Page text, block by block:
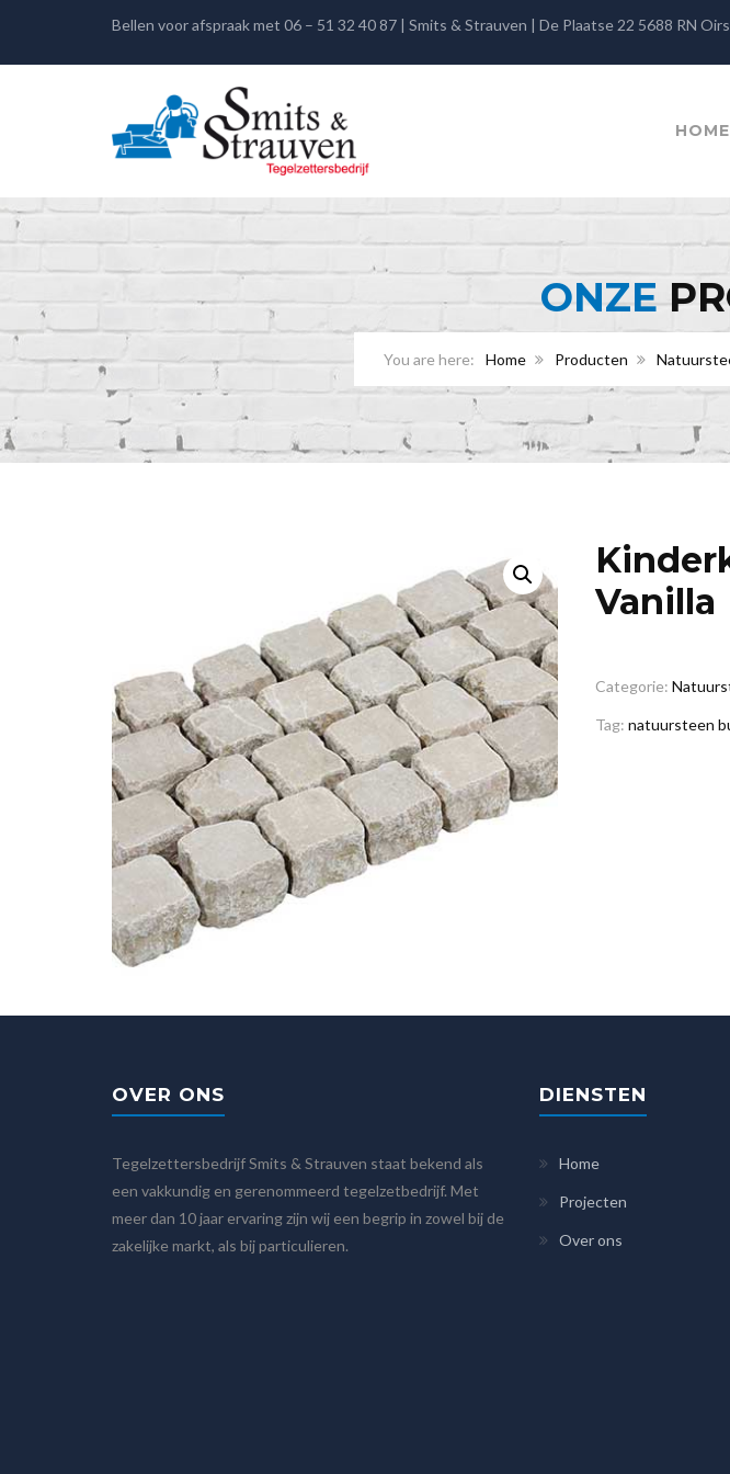
Bellen voor afspraak met 06 – 51 32 40 87 | Smits & Strauven | De Plaatse 22 5688 RN
HOME
ONZE
Home Producten
Vanilla
Categorie:
Tag: natuursteen
OVER ONS
Tegelzettersbedrijf Smits & Strauven staat bekend als
een vakkundig en gerenommeerd tegelzetbedrijf. Met
meer dan 10 jaar ervaring zijn wij een begrip in zowel bij de
zakelijke markt, als bij particulieren.
DIENSTEN
Home
Projecten
Over ons